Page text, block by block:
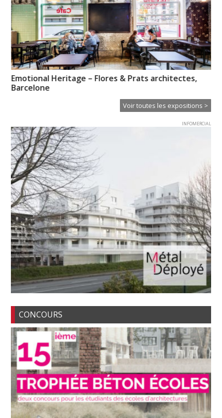
Emotional Heritage – Flores & Prats architectes,
Barcelone
Voir toutes les expositions >
INFOMERCIAL
CONCOURS